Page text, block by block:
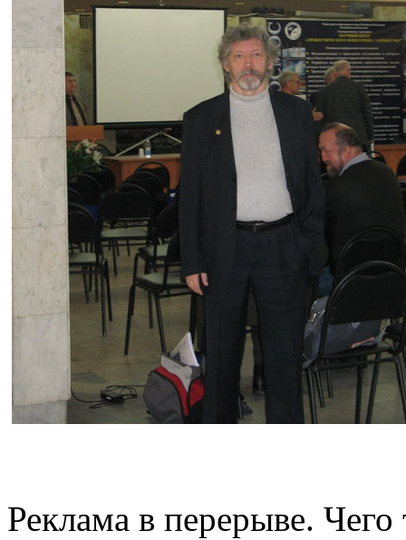
Реклама в перерыве.